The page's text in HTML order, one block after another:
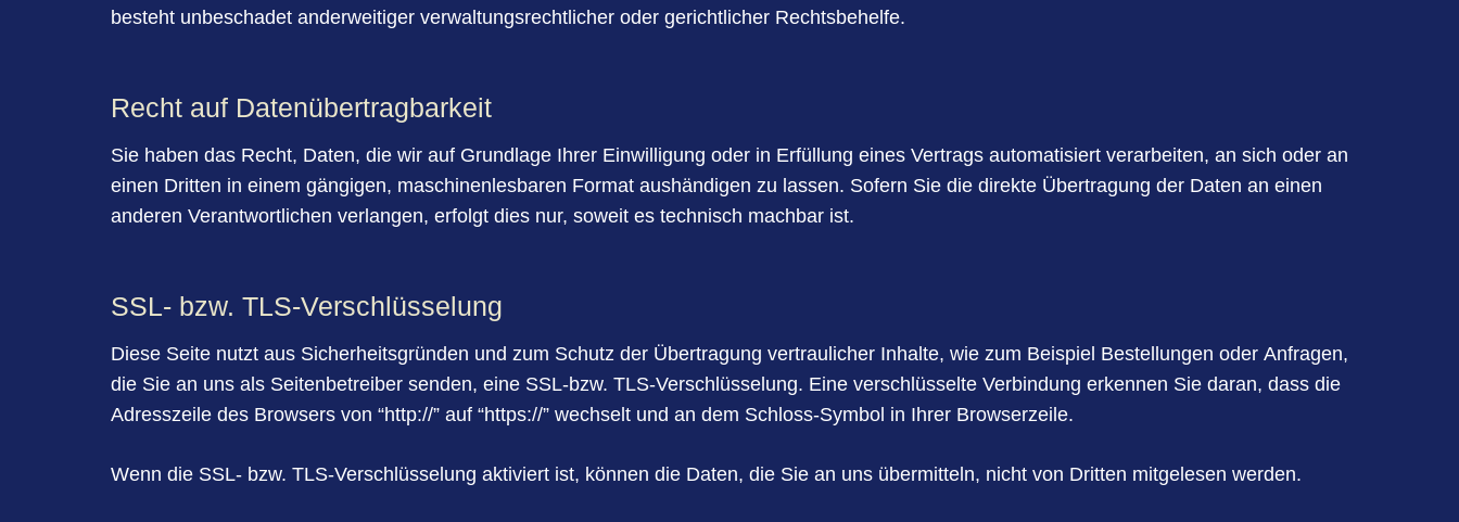
besteht unbeschadet anderweitiger verwaltungsrechtlicher oder gerichtlicher Rechtsbehelfe.
Recht auf Datenübertragbarkeit
Sie haben das Recht, Daten, die wir auf Grundlage Ihrer Einwilligung oder in Erfüllung eines Vertrags automatisiert verarbeiten, an sich oder an
einen Dritten in einem gängigen, maschinenlesbaren Format aushändigen zu lassen. Sofern Sie die direkte Übertragung der Daten an einen
anderen Verantwortlichen verlangen, erfolgt dies nur, soweit es technisch machbar ist.
SSL- bzw. TLS-Verschlüsselung
Diese Seite nutzt aus Sicherheitsgründen und zum Schutz der Übertragung vertraulicher Inhalte, wie zum Beispiel Bestellungen oder Anfragen,
die Sie an uns als Seitenbetreiber senden, eine SSL-bzw. TLS-Verschlüsselung. Eine verschlüsselte Verbindung erkennen Sie daran, dass die
Adresszeile des Browsers von “http://” auf “https://” wechselt und an dem Schloss-Symbol in Ihrer Browserzeile.
Wenn die SSL- bzw. TLS-Verschlüsselung aktiviert ist, können die Daten, die Sie an uns übermitteln, nicht von Dritten mitgelesen werden.